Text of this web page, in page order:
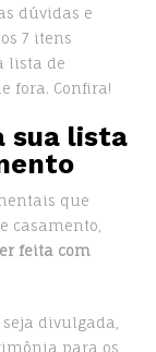
dúvidas e
7 itens
lista de
fora. Confira!
sua lista
que
casamento,
feita com
divulgada,
para os